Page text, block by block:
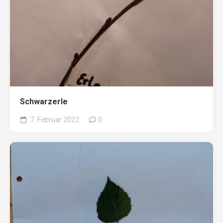
Schwarzerle
7. Februar 2022 0